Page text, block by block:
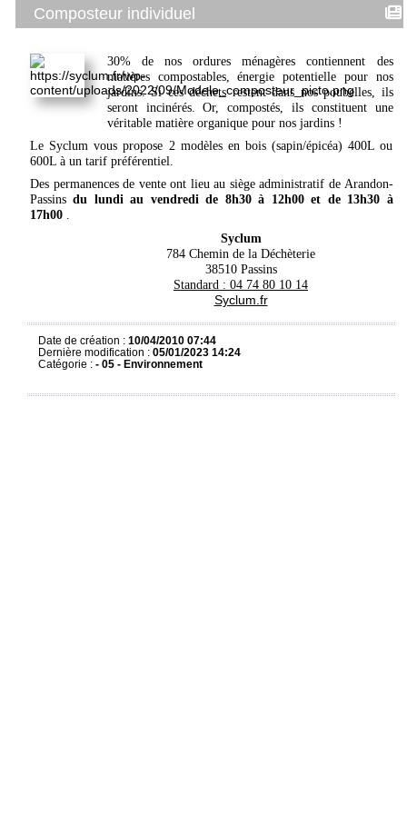
Composteur individuel
30% de nos ordures ménagères contiennent des
matières compostables, énergie potentielle pour nos
jardins. Si ces déchets restent dans nos poubelles, ils
seront incinérés. Or, compostés, ils constituent une
véritable matière organique pour nos jardins !
Le Syclum vous propose 2 modèles en bois (sapin/épicéa) 400L ou
600L à un tarif préférentiel.
Des permanences de vente ont lieu au siège administratif de Arandon-
Passinsdu lundi au vendredi de 8h30 à 12h00 et de 13h30 à
17h00 .
Syclum
784 Chemin de la Déchèterie
38510 Passins
Standard : 04 74 80 10 14
Syclum.fr
Date de création : 10/04/2010 07:44
Dernière modification : 05/01/2023 14:24
Catégorie : - 05 - Environnement